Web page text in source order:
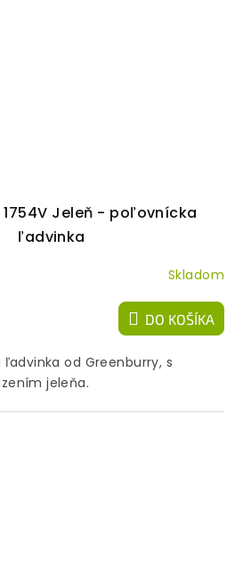
1754V Jeleň - poľovnícka
ľadvinka
Skladom
DO KOŠÍKA
od Greenburry, s
jeleňa.